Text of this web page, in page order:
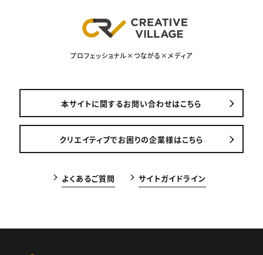
プロフェッショナル×つながる×メディア
本サイトに関するお問い合わせはこちら
クリエイティブでお困りの企業様はこちら
よくあるご質問 サイトガイドライン